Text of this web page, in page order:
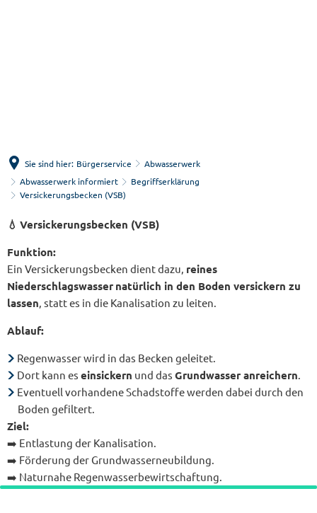
Sie sind hier: Bürgerservice
Abwasserwerk
Abwasserwerk informiert
Begriffserklärung
Versickerungsbecken (VSB)
Versickerungsbecken
(VSB)
💧 Versickerungsbecken (VSB)
Funktion:
Ein Versickerungsbecken dient dazu, reines
Niederschlagswasser natürlich in den Boden versickern zu
lassen, statt es in die Kanalisation zu leiten.
Ablauf:
Regenwasser wird in das Becken geleitet.
Dort kann es einsickern und das Grundwasser anreichern.
Eventuell vorhandene Schadstoffe werden dabei durch den
Boden gefiltert.
Ziel:
➡️ Entlastung der Kanalisation.
➡️ Förderung der Grundwasserneubildung.
➡️ Naturnahe Regenwasserbewirtschaftung.